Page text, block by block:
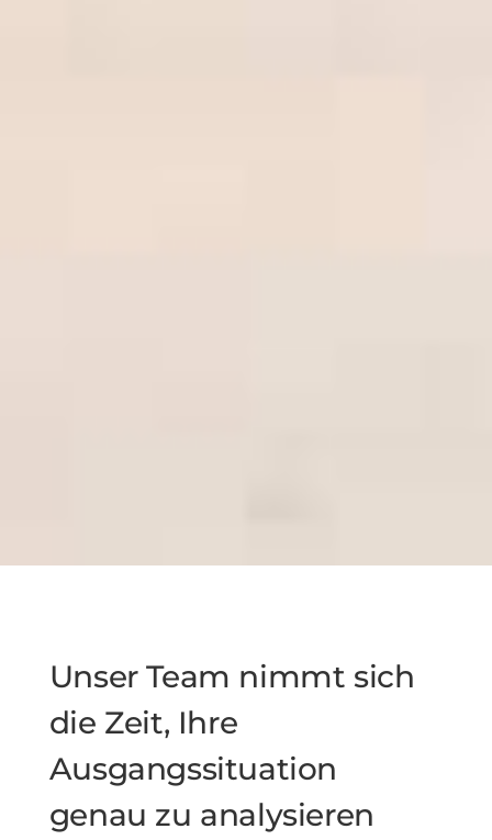
Unser Team nimmt sich
die Zeit, Ihre
Ausgangssituation
genau zu analysieren